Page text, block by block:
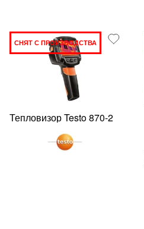
СНЯТ С ПРОИЗВОДСТВА
Тепловизор Testo 870-2